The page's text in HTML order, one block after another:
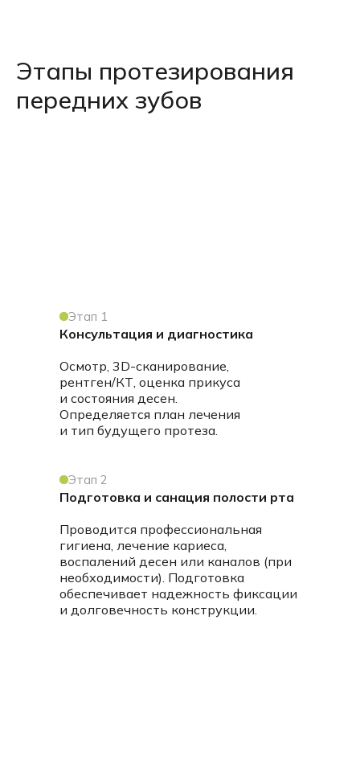
Этапы протезирования
передних зубов
Этап 1
Консультация и диагностика
Осмотр, 3D-сканирование,
рентген/КТ, оценка прикуса
и состояния десен.
Определяется план лечения
и тип будущего протеза.
Этап 2
Подготовка и санация полости рта
Проводится профессиональная
гигиена, лечение кариеса,
воспалений десен или каналов (при
необходимости). Подготовка
обеспечивает надежность фиксации
и долговечность конструкции.